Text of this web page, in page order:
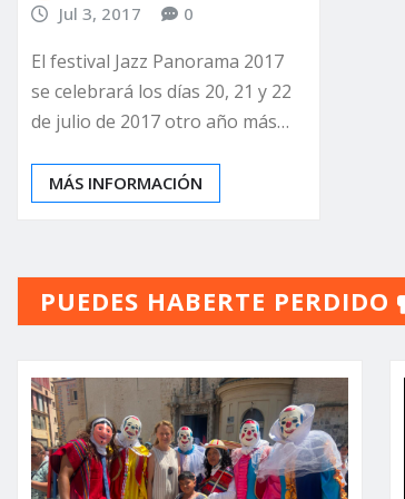
Jul 3, 2017
0
El festival Jazz Panorama 2017
se celebrará los días 20, 21 y 22
de julio de 2017 otro año más…
MÁS INFORMACIÓN
PUEDES HABERTE PERDIDO